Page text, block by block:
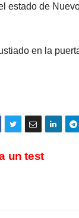
estado de
en la
un test